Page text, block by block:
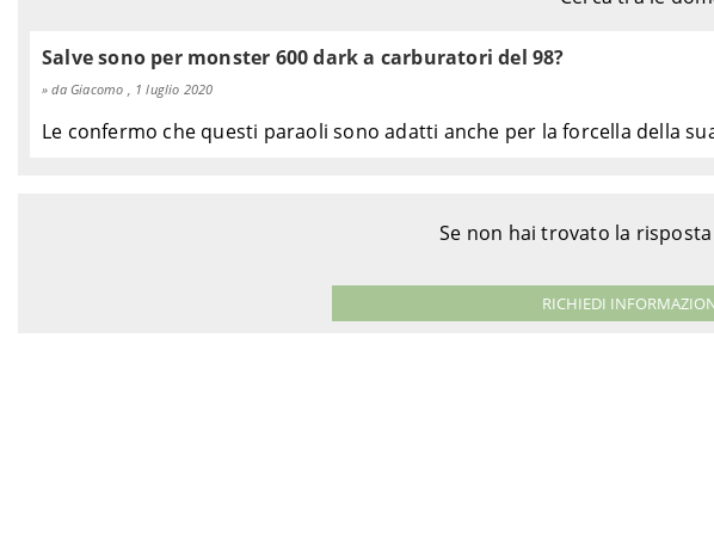
Salve sono per monster 600 dark a carburatori del 98?
da Giacomo , 1 luglio 2020
Le confermo che questi paraoli sono adatti anche per la forcella della
Se non hai trovato la
RICHIEDI